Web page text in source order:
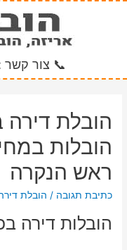
📞 צור קשר
הובלת
הובלות
ראש הנקרה
כתיבת תגובה / הובלת
הובלות דירה